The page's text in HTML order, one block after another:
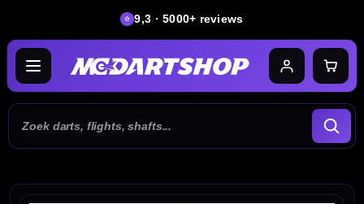
9,3 · 5000+ reviews